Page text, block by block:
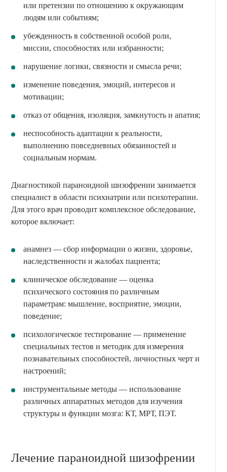
или претензии по отношению к окружающим
людям или событиям;
убежденность в собственной особой роли,
миссии, способностях или избранности;
нарушение логики, связности и смысла речи;
изменение поведения, эмоций, интересов и
мотивации;
отказ от общения, изоляция, замкнутость и апатия;
неспособность адаптации к реальности,
выполнению повседневных обязанностей и
социальным нормам.
Диагностикой параноидной шизофрении занимается
специалист в области психиатрии или психотерапии.
Для этого врач проводит комплексное обследование,
которое включает:
анамнез — сбор информации о жизни, здоровье,
наследственности и жалобах пациента;
клиническое обследование — оценка
психического состояния по различным
параметрам: мышление, восприятие, эмоции,
поведение;
психологическое тестирование — применение
специальных тестов и методик для измерения
познавательных способностей, личностных черт и
настроений;
инструментальные методы — использование
различных аппаратных методов для изучения
структуры и функции мозга: КТ, МРТ, ПЭТ.
Лечение параноидной шизофрении